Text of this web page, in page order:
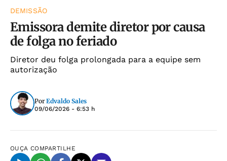
DEMISSÃO
Emissora demite diretor por causa
de folga no feriado
Diretor deu folga prolongada para a equipe sem
autorização
Por Edvaldo Sales
09/06/2026 - 6:53 h
OUÇA COMPARTILHE